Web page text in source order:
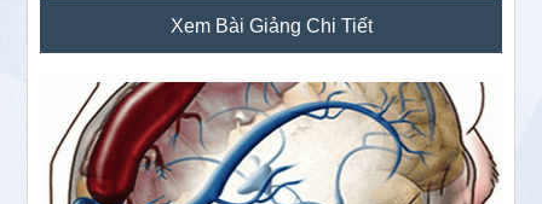
chính
Xem Bài Giảng Chi Tiết